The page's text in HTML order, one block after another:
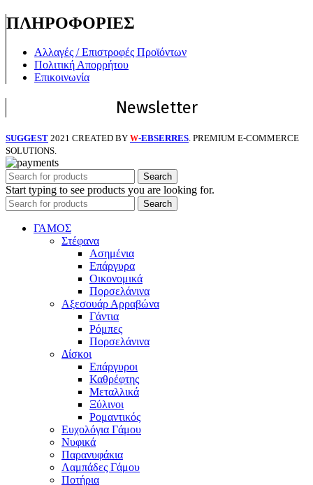
ΠΛΗΡΟΦΟΡΙΕΣ
Αλλαγές / Επιστροφές Προϊόντων
Πολιτική Απορρήτου
Επικοινωνία
Newsletter
SUGGEST 2021 CREATED BY W-EBSERRES. PREMIUM E-COMMERCE
SOLUTIONS.
Search
Start typing to see products you are looking for.
Search
ΓΑΜΟΣ
Στέφανα
Ασημένια
Επάργυρα
Οικονομικά
Πορσελάνινα
Αξεσουάρ Αρραβώνα
Γάντια
Ρόμπες
Πορσελάνινα
Δίσκοι
Επάργυροι
Καθρέφτης
Μεταλλικά
Ξύλινοι
Ρομαντικός
Ευχολόγια Γάμου
Νυφικά
Παρανυφάκια
Λαμπάδες Γάμου
Ποτήρια